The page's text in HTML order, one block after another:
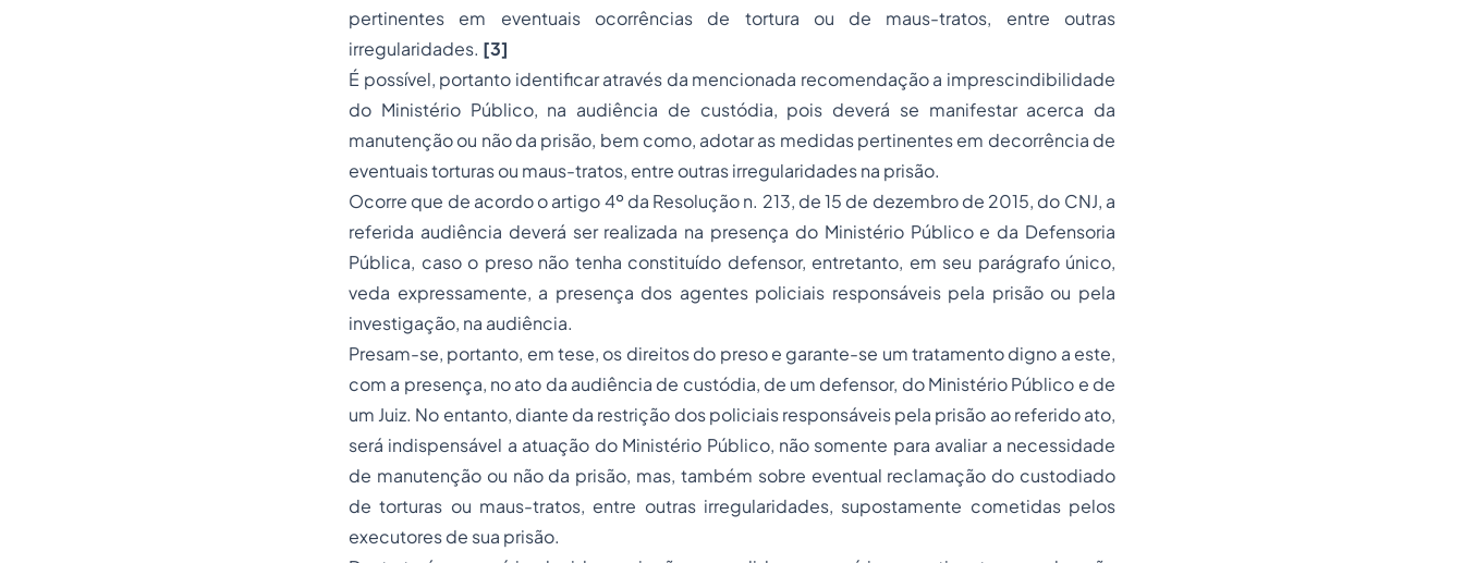
pertinentes em eventuais ocorrências de tortura ou de maus-tratos, entre outras
irregularidades. [3]
É possível, portanto identificar através da mencionada recomendação a imprescindibilidade
do Ministério Público, na audiência de custódia, pois deverá se manifestar acerca da
manutenção ou não da prisão, bem como, adotar as medidas pertinentes em decorrência de
eventuais torturas ou maus-tratos, entre outras irregularidades na prisão.
Ocorre que de acordo o artigo 4º da Resolução n. 213, de 15 de dezembro de 2015, do CNJ, a
referida audiência deverá ser realizada na presença do Ministério Público e da Defensoria
Pública, caso o preso não tenha constituído defensor, entretanto, em seu parágrafo único,
veda expressamente, a presença dos agentes policiais responsáveis pela prisão ou pela
investigação, na audiência.
Presam-se, portanto, em tese, os direitos do preso e garante-se um tratamento digno a este,
com a presença, no ato da audiência de custódia, de um defensor, do Ministério Público e de
um Juiz. No entanto, diante da restrição dos policiais responsáveis pela prisão ao referido ato,
será indispensável a atuação do Ministério Público, não somente para avaliar a necessidade
de manutenção ou não da prisão, mas, também sobre eventual reclamação do custodiado
de torturas ou maus-tratos, entre outras irregularidades, supostamente cometidas pelos
executores de sua prisão.